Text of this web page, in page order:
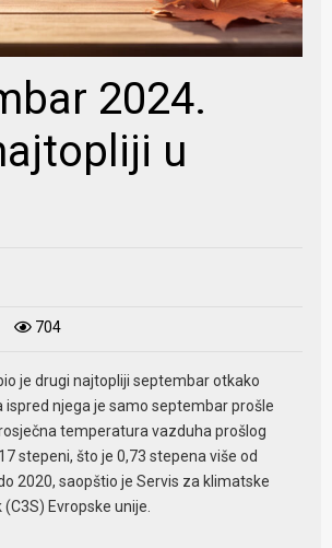
2024.
u
704
je drugi najtopliji septembar otkako
ispred njega je samo septembar prošle
temperatura vazduha prošlog
stepeni, što je 0,73 stepena više od
2020, saopštio je Servis za klimatske
Еvropske unije.